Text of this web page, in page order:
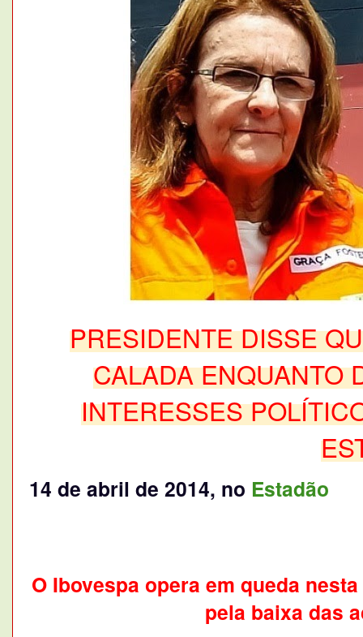
PRESIDENTE DISSE
CALADA ENQUANTO
INTERESSES
14 de abril de 2014, no Estadão
O Ibovespa opera em queda
pela baixa das